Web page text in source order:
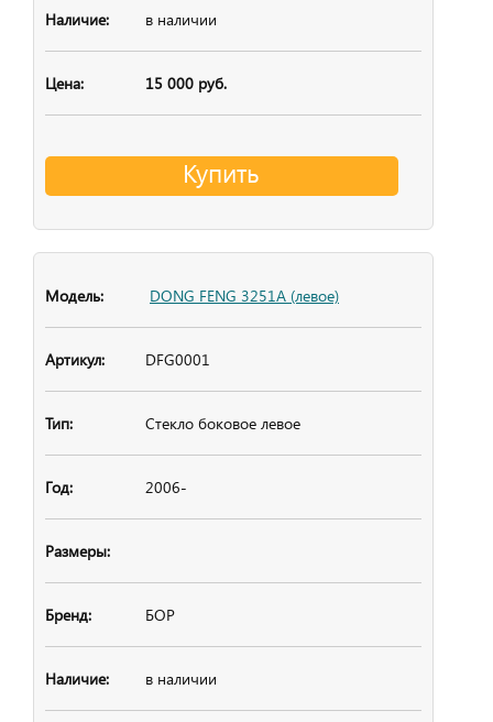
в наличии
15 000 руб.
Купить
DONG FENG 3251A (левое)
DFG0001
Стекло боковое левое
2006-
БОР
в наличии